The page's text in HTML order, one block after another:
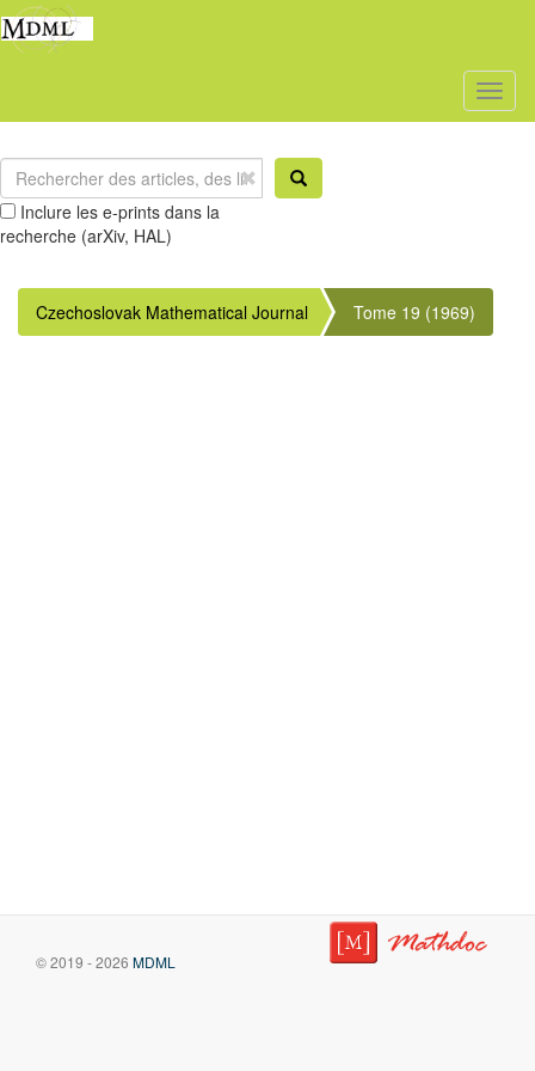
Inclure les e-prints dans la
recherche (arXiv, HAL)
Czechoslovak Mathematical Journal Tome 19 (1969)
© 2019 - 2026 MDML